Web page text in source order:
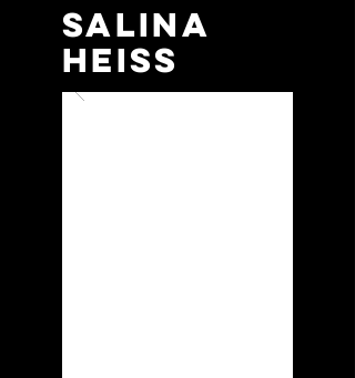
Salina
HeiSS